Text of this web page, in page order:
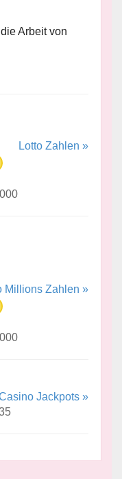
Arbeit von
Lotto Zahlen »
Millions Zahlen »
Jackpots »